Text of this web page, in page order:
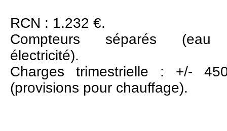
RCN : 1.232 €.
Compteurs séparés
électricité).
Charges trimestrielle : +/-
(provisions pour chauffage).